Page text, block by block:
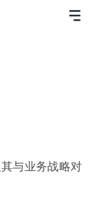
与业务战略对